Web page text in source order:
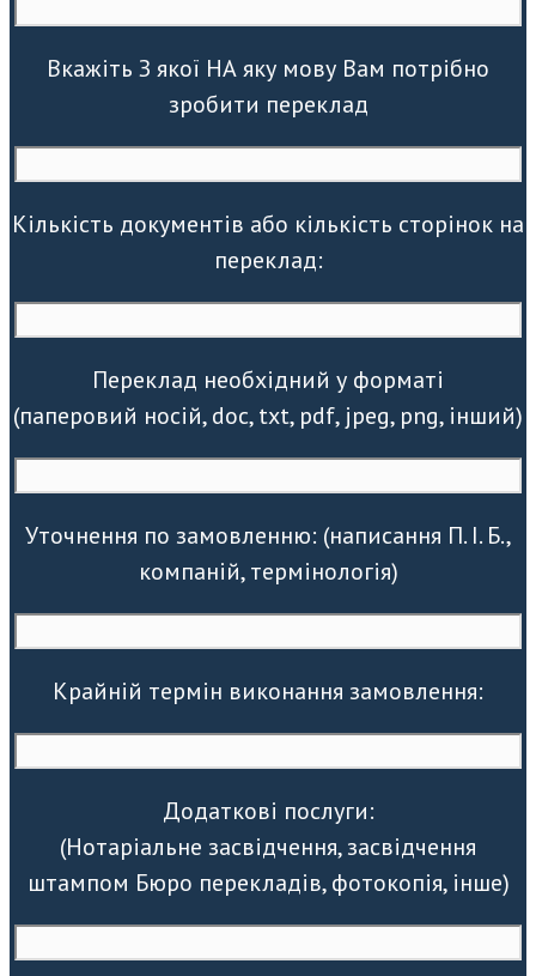
Вкажіть З якої НА яку мову Вам потрібно
зробити переклад
Кількість документів або кількість сторінок на
переклад:
Переклад необхідний у форматі
(паперовий носій, doc, txt, pdf, jpeg, png, інший)
Уточнення по замовленню: (написання П. І. Б.,
компаній, термінологія)
Крайній термін виконання замовлення:
Додаткові послуги:
(Нотаріальне засвідчення, засвідчення
штампом Бюро перекладів, фотокопія, інше)